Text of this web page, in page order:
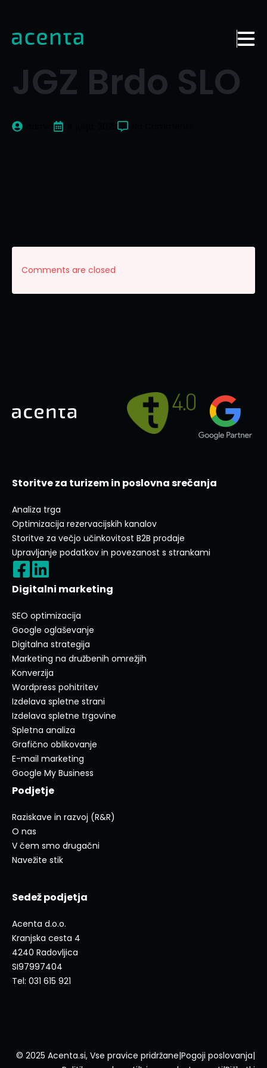
JGZ Brdo SLO
Comments are closed
Storitve za turizem in poslovna srečanja
Analiza trga
Optimizacija rezervacijskih kanalov
Storitve za večjo učinkovitost B2B prodaje
Upravljanje podatkov in povezanost s strankami
Digitalni marketing
SEO optimizacija
Google oglaševanje
Digitalna strategija
Marketing na družbenih omrežjih
Konverzija
Wordpress pohitritev
Izdelava spletne strani
Izdelava spletne trgovine
Spletna analiza
Grafično oblikovanje
E-mail marketing
Google My Business
Podjetje
Raziskave in razvoj (R&R)
O nas
V čem smo drugačni
Navežite stik
Sedež podjetja
Acenta d.o.o.
Kranjska cesta 4
4240 Radovljica
SI97997404
Tel: 031 615 921
© 2025 Acenta.si, Vse pravice pridržane|Pogoji poslovanja|